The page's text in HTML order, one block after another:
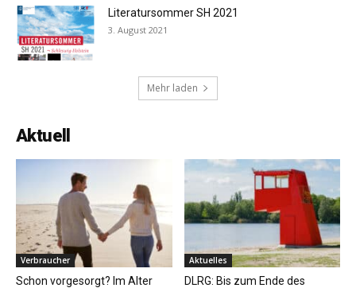
Literatursommer SH 2021
3. August 2021
Mehr laden
Aktuell
Verbraucher
Schon vorgesorgt? Im Alter
Aktuelles
DLRG: Bis zum Ende des